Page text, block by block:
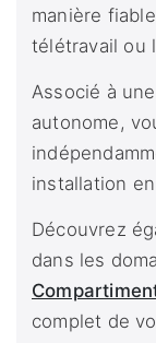
manière
télétravail ou
Associé à
autonome,
installation
Découvrez
dans les
complet de